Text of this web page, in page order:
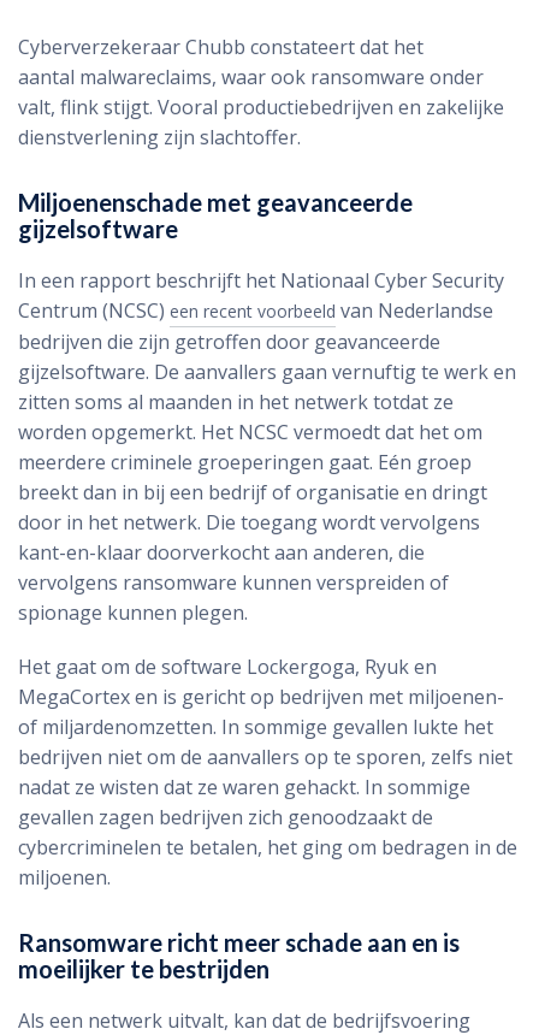
Cyberverzekeraar Chubb constateert dat het
aantal malwareclaims, waar ook ransomware onder
valt, flink stijgt. Vooral productiebedrijven en zakelijke
dienstverlening zijn slachtoffer.
Miljoenenschade met geavanceerde
gijzelsoftware
In een rapport beschrijft het Nationaal Cyber Security
Centrum (NCSC) een recent voorbeeld van Nederlandse
bedrijven die zijn getroffen door geavanceerde
gijzelsoftware. De aanvallers gaan vernuftig te werk en
zitten soms al maanden in het netwerk totdat ze
worden opgemerkt. Het NCSC vermoedt dat het om
meerdere criminele groeperingen gaat. Eén groep
breekt dan in bij een bedrijf of organisatie en dringt
door in het netwerk. Die toegang wordt vervolgens
kant-en-klaar doorverkocht aan anderen, die
vervolgens ransomware kunnen verspreiden of
spionage kunnen plegen.
Het gaat om de software Lockergoga, Ryuk en
MegaCortex en is gericht op bedrijven met miljoenen-
of miljardenomzetten. In sommige gevallen lukte het
bedrijven niet om de aanvallers op te sporen, zelfs niet
nadat ze wisten dat ze waren gehackt. In sommige
gevallen zagen bedrijven zich genoodzaakt de
cybercriminelen te betalen, het ging om bedragen in de
miljoenen.
Ransomware richt meer schade aan en is
moeilijker te bestrijden
Als een netwerk uitvalt, kan dat de bedrijfsvoering